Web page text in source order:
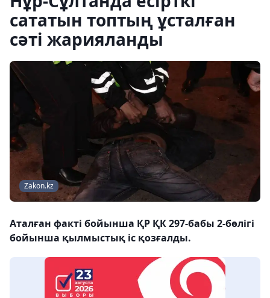
сататын топтың ұсталған
сәті жарияланды
Zakon.kz
Аталған факті бойынша ҚР ҚК 297-бабы 2-бөлігі
бойынша қылмыстық іс қозғалды.